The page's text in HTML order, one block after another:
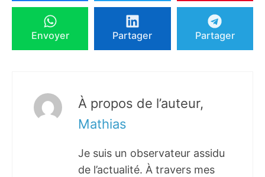
Envoyer Partager Partager
À propos de l’auteur,
Mathias
Je suis un observateur assidu
de l’actualité. À travers mes